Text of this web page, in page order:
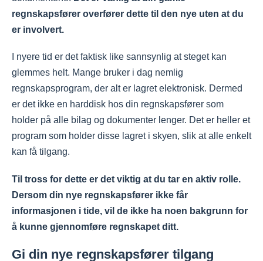
regnskapsfører overfører dette til den nye uten at du
er involvert.
I nyere tid er det faktisk like sannsynlig at steget kan
glemmes helt. Mange bruker i dag nemlig
regnskapsprogram, der alt er lagret elektronisk. Dermed
er det ikke en harddisk hos din regnskapsfører som
holder på alle bilag og dokumenter lenger. Det er heller et
program som holder disse lagret i skyen, slik at alle enkelt
kan få tilgang.
Til tross for dette er det viktig at du tar en aktiv rolle.
Dersom din nye regnskapsfører ikke får
informasjonen i tide, vil de ikke ha noen bakgrunn for
å kunne gjennomføre regnskapet ditt.
Gi din nye regnskapsfører tilgang